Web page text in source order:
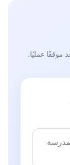
موقفًا عمليًا.